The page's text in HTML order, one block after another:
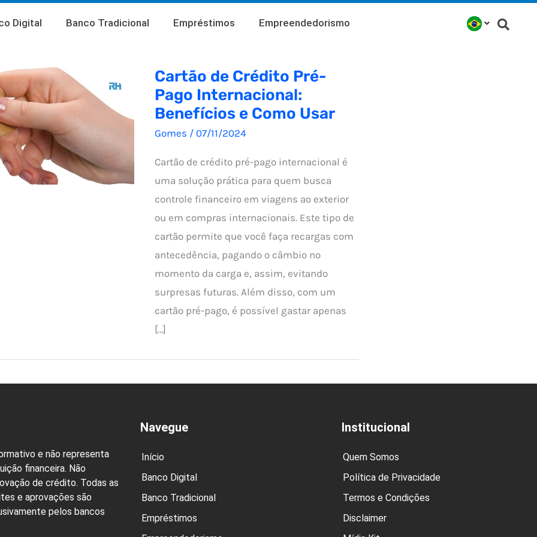
Digital Banco Tradicional Empréstimos Empreendedorismo
Cartão de Crédito Pré-
Pago Internacional:
Benefícios e Como Usar
Gomes / 07/11/2024
Cartão de crédito pré-pago internacional é
uma solução prática para quem busca
controle financeiro em viagens ao exterior
ou em compras internacionais. Este tipo de
cartão permite que você faça recargas com
antecedência, pagando o câmbio no
momento da carga e, assim, evitando
surpresas futuras. Além disso, com um
cartão pré-pago, é possível gastar apenas
[…]
e não representa
financeira. Não
de crédito. Todas as
e aprovações são
pelos bancos
Navegue
Início
Banco Digital
Banco Tradicional
Empréstimos
Institucional
Quem Somos
Política de Privacidade
Termos e Condições
Disclaimer